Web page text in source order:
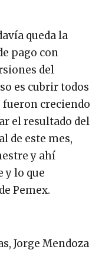
queda la
pago con
del
es cubrir todos
fueron creciendo
el resultado del
de este mes,
y ahí
y lo que
Pemex.
Jorge Mendoza